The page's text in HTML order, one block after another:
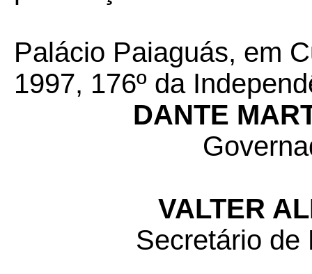
Palácio Paiaguás, em
1997, 176º da
DANTE
VALTER
Secretário de